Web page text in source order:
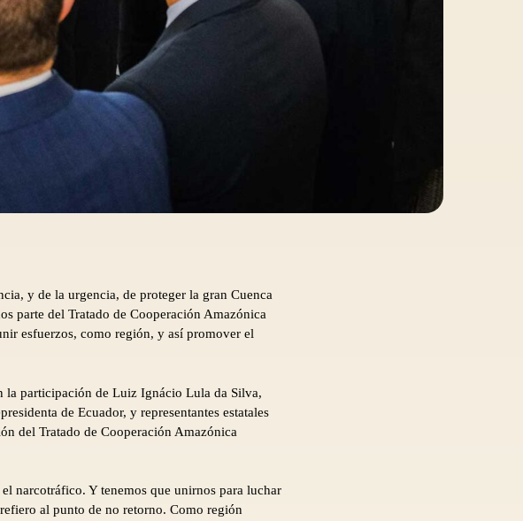
y de la urgencia, de proteger la gran Cuenca
parte del Tratado de Cooperación Amazónica
esfuerzos, como región, y así promover el
la participación de Luiz Ignácio Lula da Silva,
de Ecuador, y representantes estatales
del Tratado de Cooperación Amazónica
narcotráfico. Y tenemos que unirnos para luchar
al punto de no retorno. Como región